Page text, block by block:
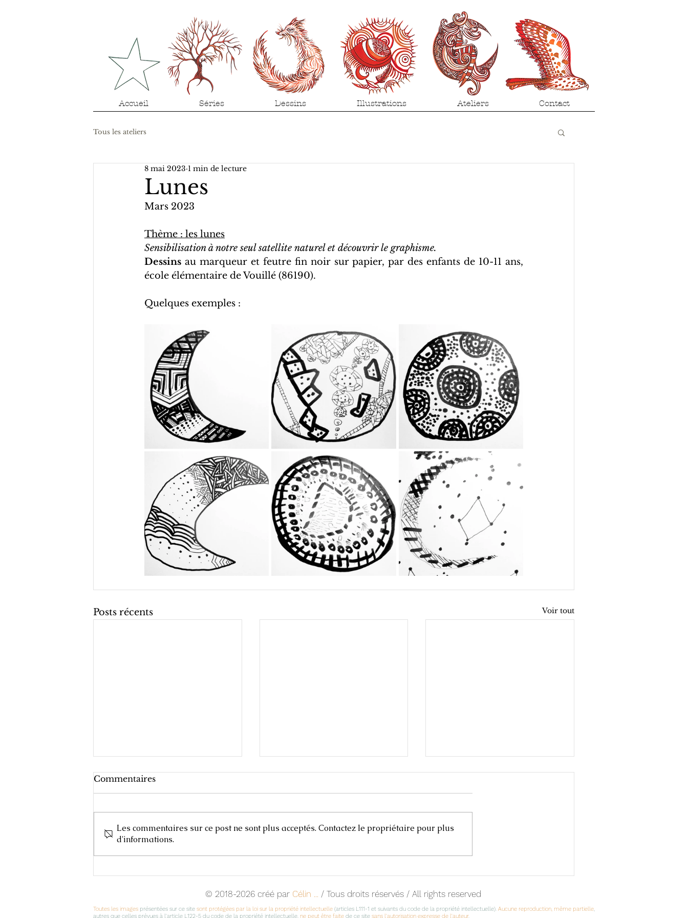
Tous les ateliers
Lunes
8 mai 2023 1 min de lecture
Mars 2023
Thème : les lunes
Sensibilisation à notre seul satellite naturel et découvrir le graphisme.
Dessins au marqueur et feutre fin noir sur papier, par des enfants de 10-11 ans,
école élémentaire de Vouillé (86190).
Quelques exemples :
Posts récents Voir tout
Cours d'Arts Plastiques,
Commentaires
Les commentaires sur ce post ne sont plus acceptés. Contactez le propriétaire pour plus
d'informations.
Accueil Séries Dessins Illustrations Ateliers Contact
© 2018-2026 créé par Célin ... / Tous droits réservés / All rights reserved
Toutes les images présentées sur ce site sont protégées par la loi sur la propriété intellectuelle (articles L111-1 et suivants du code de la propriété intellectuelle). Aucune reproduction, même partielle,
autres que celles prévues à l'article L122-5 du code de la propriété intellectuelle, ne peut être faite de ce site sans l'autorisation expresse de l'auteur.